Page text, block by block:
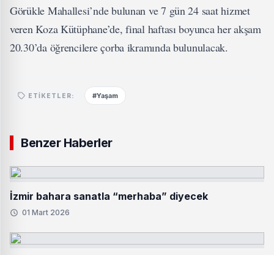
Görükle Mahallesi’nde bulunan ve 7 gün 24 saat hizmet
veren Koza Kütüphane’de, final haftası boyunca her akşam
20.30’da öğrencilere çorba ikramında bulunulacak.
ETIKETLER: #Yaşam
Benzer Haberler
İzmir bahara sanatla “merhaba” diyecek
01 Mart 2026